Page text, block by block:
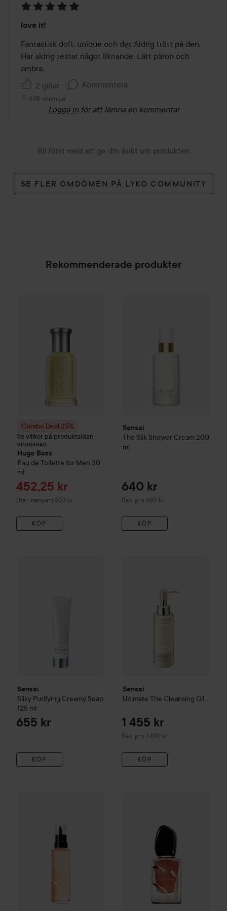
5
av
5
love it!
Fantastisk doft, unique och dyr. Aldrig trött på den.
Har aldrig testat något liknande. Lätt päron och
ambra.
2 gillar
Kommentera
638 visningar
Logga in för att lämna en kommentar
Bli först med att ge din åsikt om produkten
SE FLER OMDÖMEN PÅ LYKO COMMUNITY
Rekommenderade produkter
Combo Deal 25%
Se villkor på produktsidan
SPONSRAD
Hugo Boss
Eau de Toilette for Men 30
ml
Reapris
452,25 kr
Utan kampanj 603 kr
KÖP
Sensai
The Silk Shower Cream 200
ml
640 kr
Rek. pris 680 kr
Rekommenderat pris 680 kr
KÖP
Sensai
Silky Purifying Creamy Soap
125 ml
655 kr
KÖP
Sensai
Ultimate The Cleansing Oil
1 455 kr
Rek. pris 1 490 kr
Rekommenderat pris 1 490 kr
KÖP